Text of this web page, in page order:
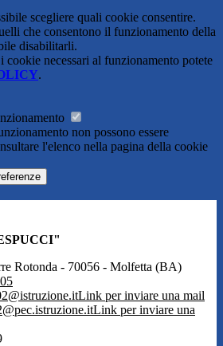
scegliere quali cookie consentire.
che consentono il funzionamento della
disabilitarli.
cookie necessari al funzionamento potete
.
non possono essere
l'elenco nella pagina della cookie
Rotonda - 70056 - Molfetta (BA)
Link per inviare una mail
Link per inviare una